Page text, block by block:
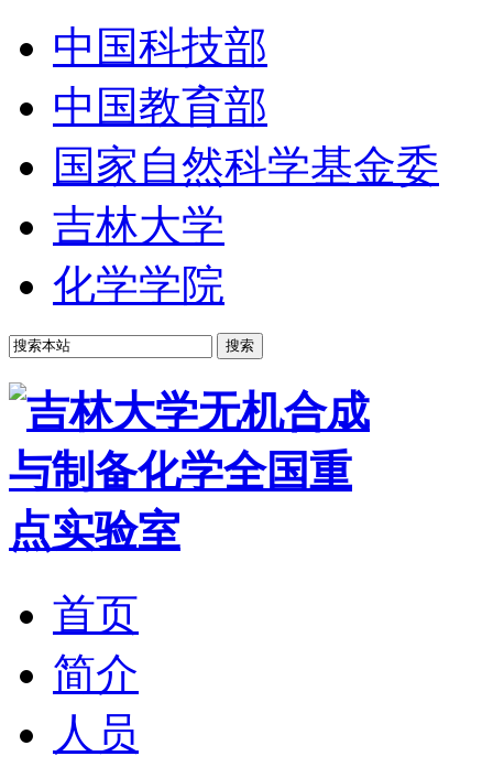
中国科技部
中国教育部
国家自然科学基金委
吉林大学
化学学院
首页
简介
人员